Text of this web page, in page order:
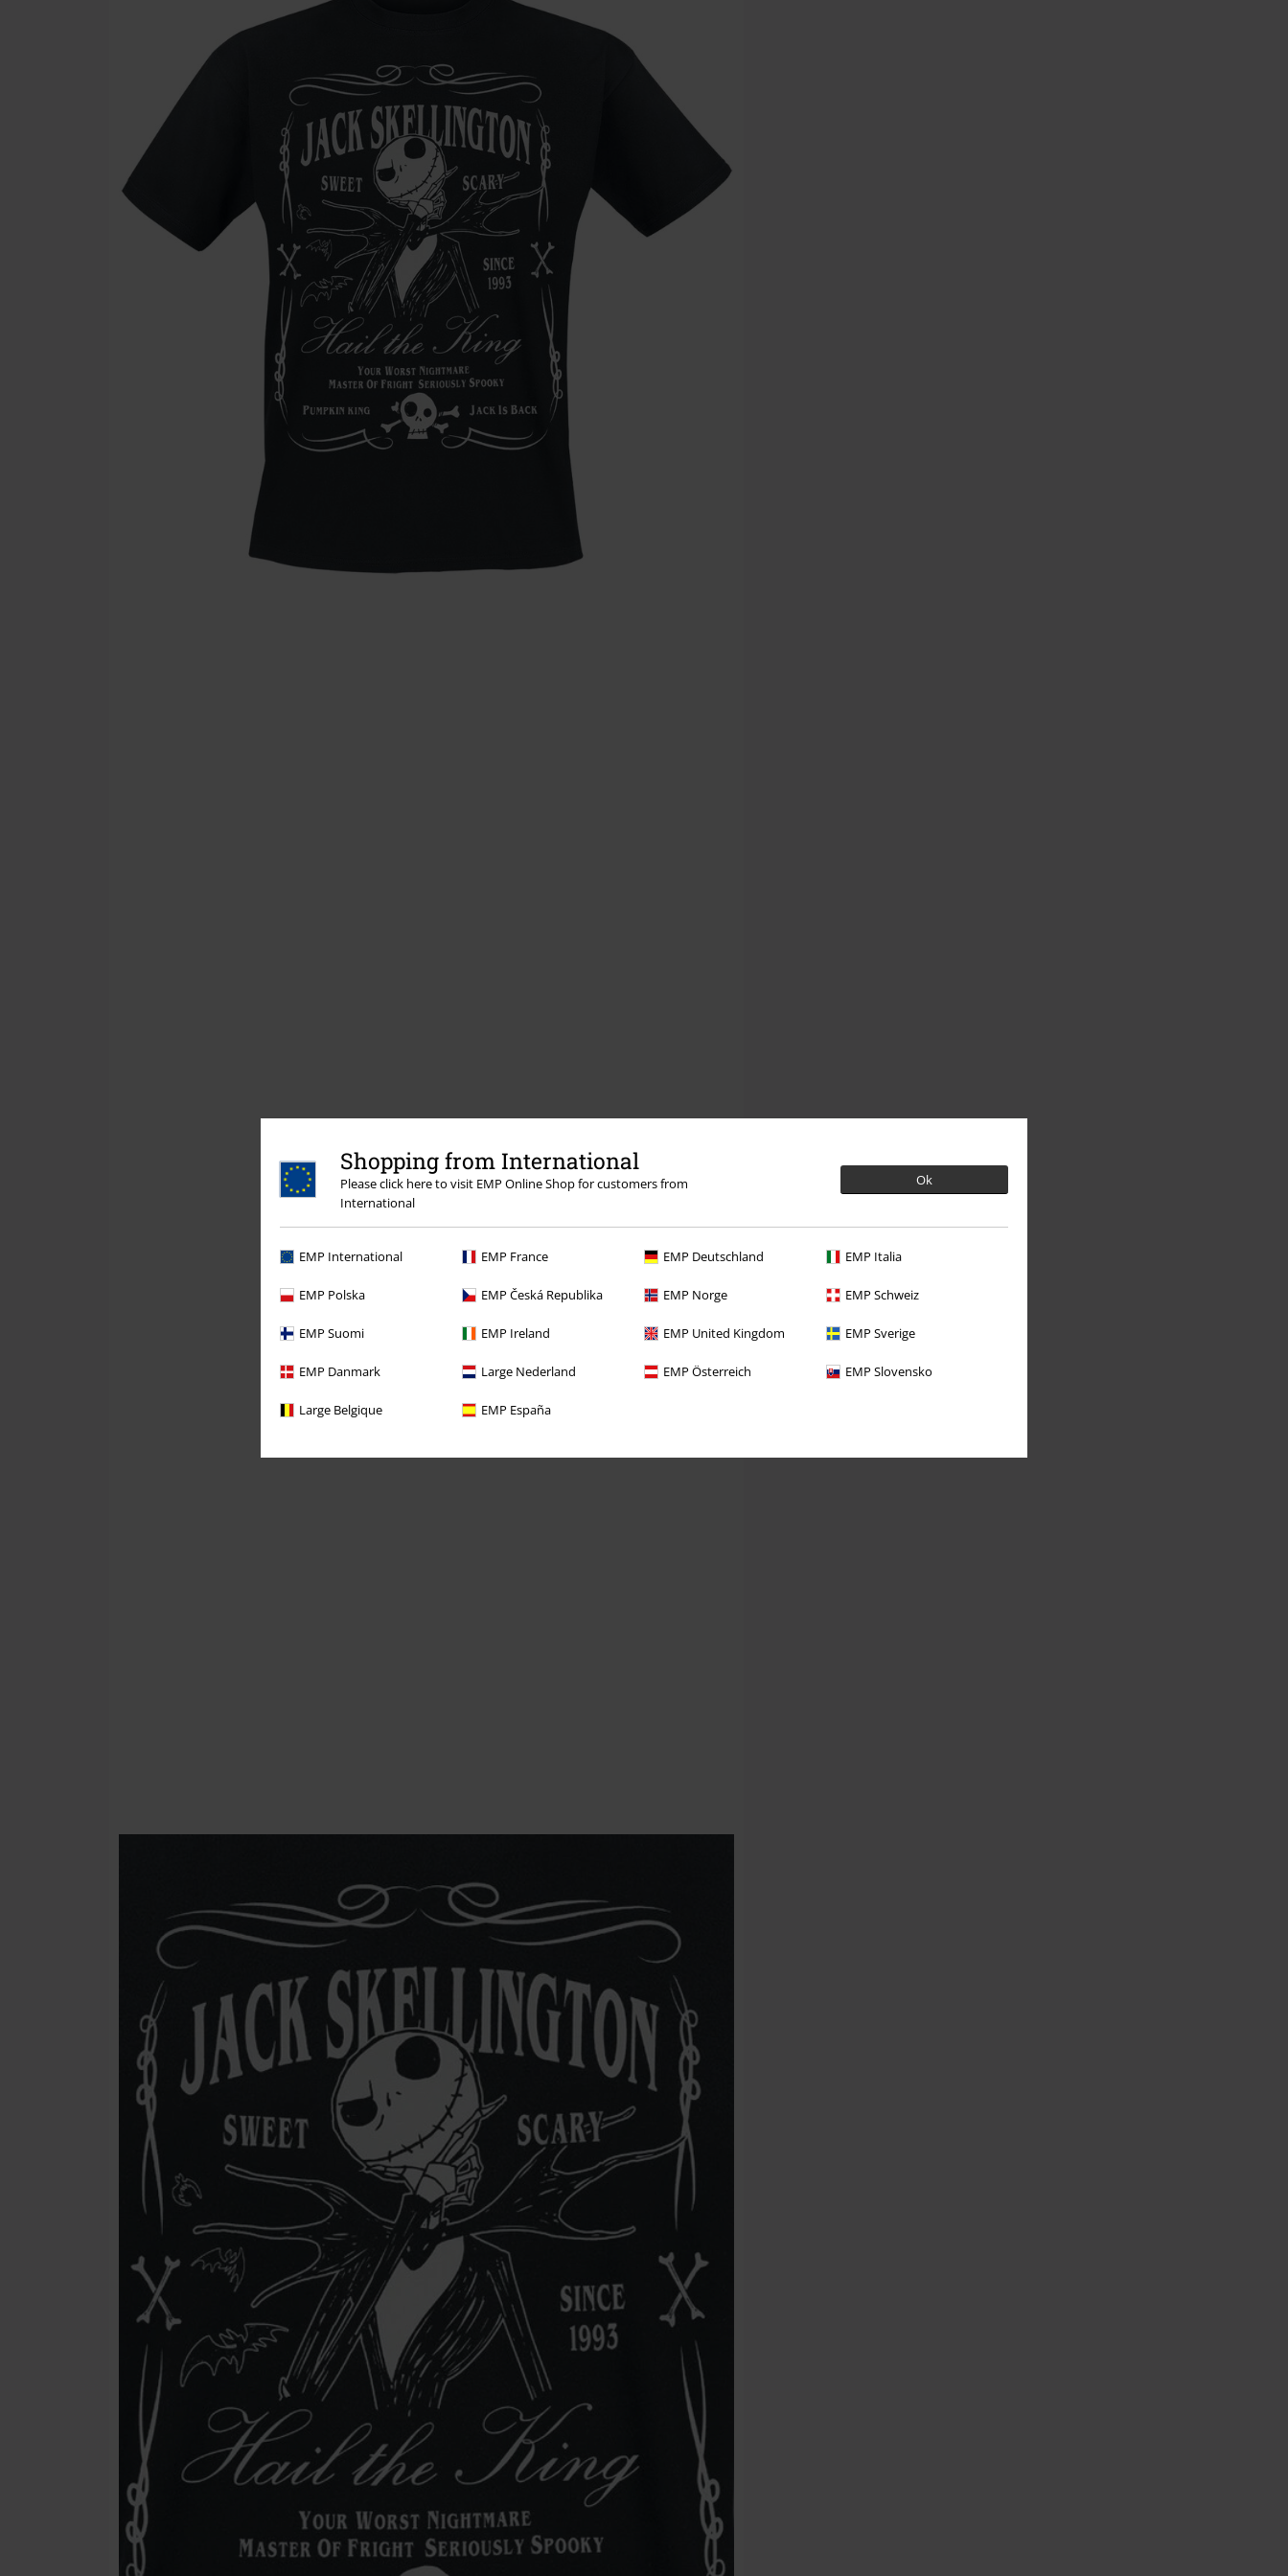
Shopping from International
Please click here to visit EMP Online Shop for customers from
International
Ok
EMP International EMP France EMP Deutschland EMP Italia
EMP Polska EMP Česká Republika EMP Norge EMP Schweiz
EMP Suomi EMP Ireland EMP United Kingdom EMP Sverige
EMP Danmark Large Nederland EMP Österreich EMP Slovensko
Large Belgique EMP España